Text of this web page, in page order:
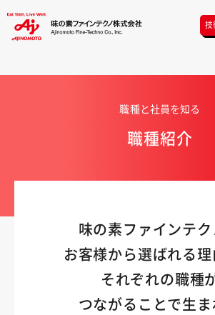
技
職種と社員を知る
職種紹介
味の素ファインテ
お客様から選ばれる理
それぞれの職種
つながることで生ま